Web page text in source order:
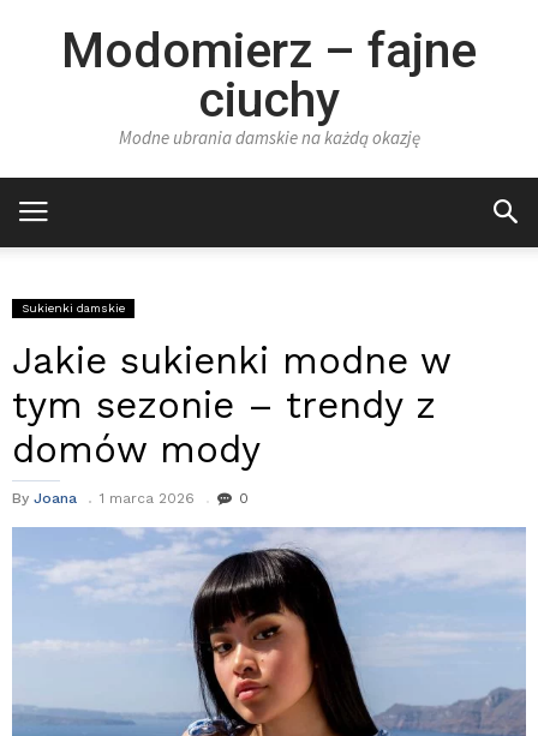
Modomierz – fajne
ciuchy
Modne ubrania damskie na każdą okazję
Sukienki damskie
Jakie sukienki modne w
tym sezonie – trendy z
domów mody
By Joana 1 marca 2026 0